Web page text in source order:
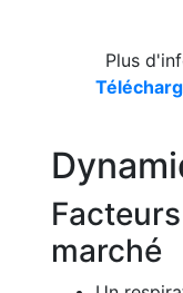
Plus
marché